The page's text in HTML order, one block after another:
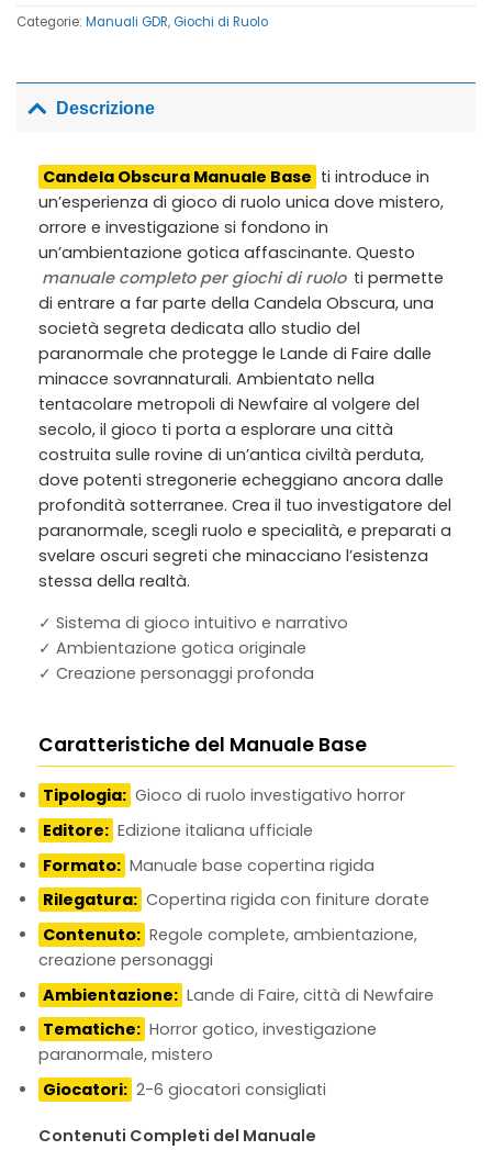
Categorie: Manuali GDR, Giochi di Ruolo
Descrizione
Candela Obscura Manuale Base ti introduce in
un’esperienza di gioco di ruolo unica dove mistero,
orrore e investigazione si fondono in
un’ambientazione gotica affascinante. Questo
manuale completo per giochi di ruolo ti permette
di entrare a far parte della Candela Obscura, una
società segreta dedicata allo studio del
paranormale che protegge le Lande di Faire dalle
minacce sovrannaturali. Ambientato nella
tentacolare metropoli di Newfaire al volgere del
secolo, il gioco ti porta a esplorare una città
costruita sulle rovine di un’antica civiltà perduta,
dove potenti stregonerie echeggiano ancora dalle
profondità sotterranee. Crea il tuo investigatore del
paranormale, scegli ruolo e specialità, e preparati a
svelare oscuri segreti che minacciano l’esistenza
stessa della realtà.
✓ Sistema di gioco intuitivo e narrativo
✓ Ambientazione gotica originale
✓ Creazione personaggi profonda
Caratteristiche del Manuale Base
Tipologia: Gioco di ruolo investigativo horror
Editore: Edizione italiana ufficiale
Formato: Manuale base copertina rigida
Rilegatura: Copertina rigida con finiture dorate
Contenuto: Regole complete, ambientazione,
creazione personaggi
Ambientazione: Lande di Faire, città di Newfaire
Tematiche: Horror gotico, investigazione
paranormale, mistero
Giocatori: 2-6 giocatori consigliati
Contenuti Completi del Manuale